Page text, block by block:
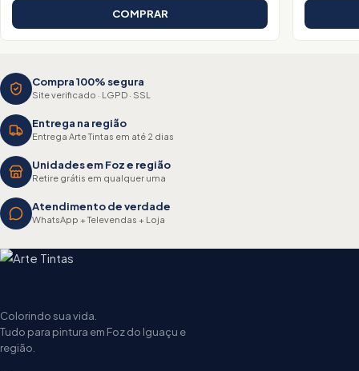
COMPRAR
Compra 100% segura
Site verificado · LGPD · SSL
Entrega na região
Entrega Arte Tintas em até 2 dias
Unidades em Foz e região
Retire grátis em qualquer uma
Atendimento de verdade
WhatsApp + Televendas + Loja
Colorindo sua vida.
Tudo para pintura em Foz do Iguaçu e
região.